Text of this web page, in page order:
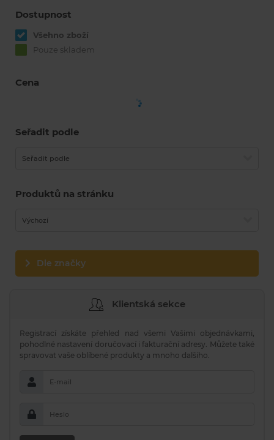
Dostupnost
Všehno zboží
Pouze skladem
Cena
Seřadit podle
Seřadit podle
Produktů na stránku
Výchozí
Dle značky
Klientská sekce
Registrací získáte přehled nad všemi Vašimi objednávkami,
pohodlné nastavení doručovací i fakturační adresy. Můžete také
spravovat vaše oblíbené produkty a mnoho dalšího.
E-mail
Heslo